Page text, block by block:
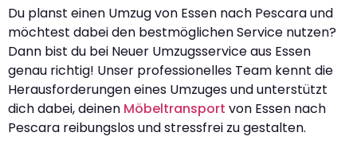
Du planst einen Umzug von Essen nach Pescara und
möchtest dabei den bestmöglichen Service nutzen?
Dann bist du bei Neuer Umzugsservice aus Essen
genau richtig! Unser professionelles Team kennt die
Herausforderungen eines Umzuges und unterstützt
dich dabei, deinen Möbeltransport von Essen nach
Pescara reibungslos und stressfrei zu gestalten.